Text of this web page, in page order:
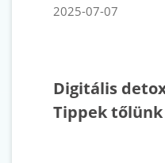
2025-07-07
Digitális
Tippek tőlünk